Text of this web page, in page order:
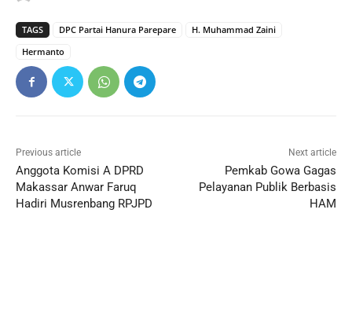
TAGS DPC Partai Hanura Parepare
H. Muhammad Zaini
Hermanto
Previous article
Anggota Komisi A DPRD
Makassar Anwar Faruq
Hadiri Musrenbang RPJPD
Next article
Pemkab Gowa Gagas
Pelayanan Publik Berbasis
HAM